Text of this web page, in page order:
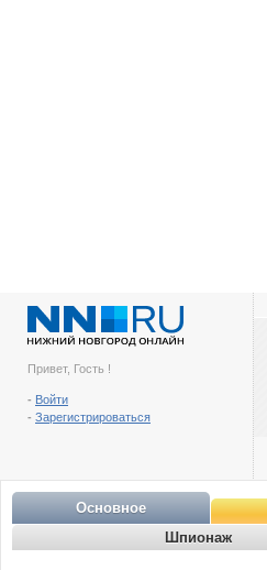
Привет, Гость !
- Войти
- Зарегистрироваться
Основное
Шпионаж